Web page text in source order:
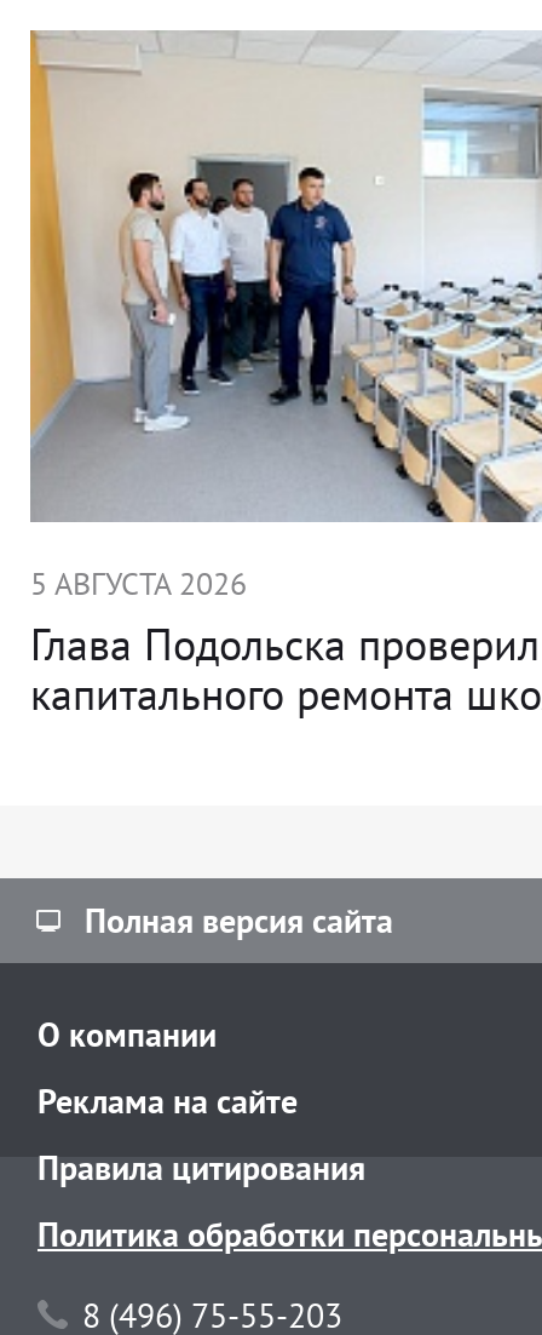
5 АВГУСТА 2026
Глава Подольска
капитального ремонта
Полная версия сайта
О компании
Реклама на сайте
Правила цитирования
Политика обработки
8 (496) 75-55-203